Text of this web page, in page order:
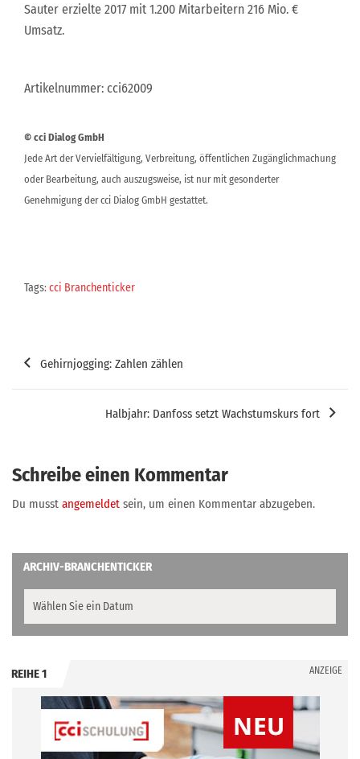
Sauter erzielte 2017 mit 1.200 Mitarbeitern 216 Mio. €
Umsatz.
Artikelnummer: cci62009
© cci Dialog GmbH
Jede Art der Vervielfältigung, Verbreitung, öffentlichen Zugänglichmachung
oder Bearbeitung, auch auszugsweise, ist nur mit gesonderter
Genehmigung der cci Dialog GmbH gestattet.
Tags:cci Branchenticker
Beitragsnavigation
Gehirnjogging: Zahlen zählen
Halbjahr: Danfoss setzt Wachstumskurs fort
Schreibe einen Kommentar
Du musst angemeldet sein, um einen Kommentar abzugeben.
ARCHIV-BRANCHENTICKER
REIHE 1 ANZEIGE